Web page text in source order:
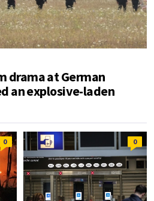
drama at German
an explosive-laden
0 0